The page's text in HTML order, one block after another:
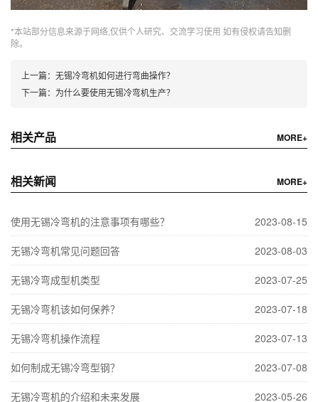
*本站部分信息来源于网络,仅供个人研究、交流学习使用 如有侵权请告知删
除。
上一篇： 无锡冷弯机如何进行弯曲操作？
下一篇： 为什么要使用无锡冷弯机生产？
相关产品 MORE+
相关新闻 MORE+
使用无锡冷弯机的注意事项有哪些？ 2023-08-15
无锡冷弯机常见问题回答 2023-08-03
无锡冷弯成型机类型 2023-07-25
无锡冷弯机该如何保养？ 2023-07-18
无锡冷弯机操作流程 2023-07-13
如何制成无锡冷弯型钢？ 2023-07-08
无锡冷弯机的介绍和未来发展 2023-05-26